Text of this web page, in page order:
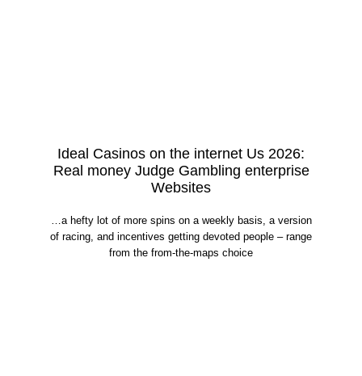
Ideal Casinos on the internet Us 2026:
Real money Judge Gambling enterprise
Websites
…a hefty lot of more spins on a weekly basis, a version
of racing, and incentives getting devoted people – range
from the from-the-maps choice